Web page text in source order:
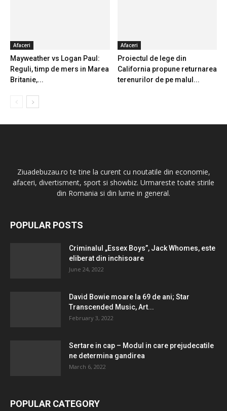
Afaceri
Mayweather vs Logan Paul:
Reguli, timp de mers in Marea
Britanie,...
Afaceri
Proiectul de lege din
California propune returnarea
terenurilor de pe malul...
Ziuadebuzau.ro te tine la curent cu noutatile din economie,
afaceri, divertisment, sport si showbiz. Urmareste toate stirile
din Romania si din lume in general.
POPULAR POSTS
Criminalul „Essex Boys”, Jack Whomes, este
eliberat din inchisoare
June 24, 2022
David Bowie moare la 69 de ani; Star
Transcended Music, Art...
February 3, 2022
Sertare in cap – Modul in care prejudecatile
ne determina gandirea
March 6, 2022
POPULAR CATEGORY